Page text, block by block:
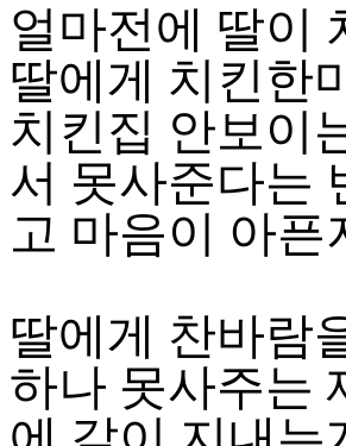
얼마전에 딸이
딸에게 치킨한
치킨집 안보이
서 못사준다는
고 마음이 아픈
딸에게 찬바람
하나 못사주는